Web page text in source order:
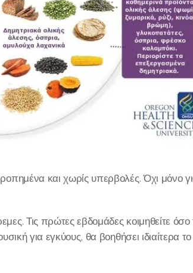
και χωρίς υπερβολές. Όχι μόνο
Τις πρώτες εβδομάδες κοιμηθείτε όσο
για εγκύους, θα βοηθήσει ιδιαίτερα το